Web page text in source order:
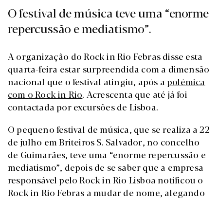
O festival de música teve uma “enorme
repercussão e mediatismo”.
A organização do Rock in Rio Febras disse esta
quarta-feira estar surpreendida com a dimensão
nacional que o festival atingiu, após a polémica
com o Rock in Rio. Acrescenta que até já foi
contactada por excursões de Lisboa.
O pequeno festival de música, que se realiza a 22
de julho em Briteiros S. Salvador, no concelho
de Guimarães, teve uma “enorme repercussão e
mediatismo”, depois de se saber que a empresa
responsável pelo Rock in Rio Lisboa notificou o
Rock in Rio Febras a mudar de nome, alegando